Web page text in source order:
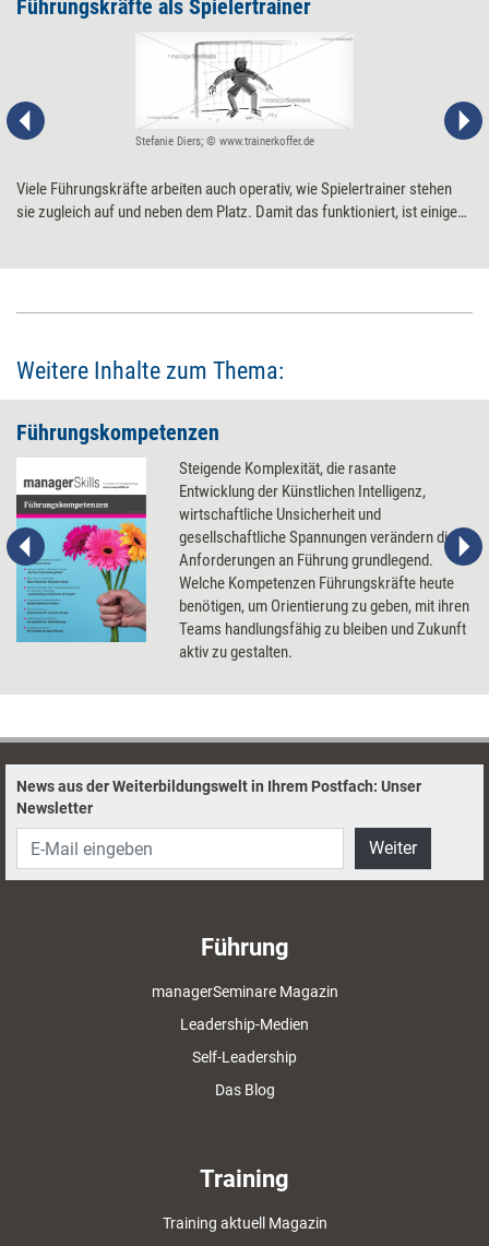
Führungskräfte als Spielertrainer
Stefanie Diers; © www.trainerkoffer.de
Viele Führungskräfte arbeiten auch operativ, wie Spielertrainer stehen
sie zugleich auf und neben dem Platz. Damit das funktioniert, ist einiges
Weitere Inhalte zum Thema:
Führungskompetenzen
Steigende Komplexität, die rasante
Entwicklung der Künstlichen Intelligenz,
wirtschaftliche Unsicherheit und
gesellschaftliche Spannungen verändern die
Anforderungen an Führung grundlegend.
Welche Kompetenzen Führungskräfte heute
benötigen, um Orientierung zu geben, mit ihren
Teams handlungsfähig zu bleiben und Zukunft
aktiv zu gestalten.
News aus der Weiterbildungswelt in Ihrem Postfach: Unser
Newsletter
Weiter
Führung
managerSeminare Magazin
Leadership-Medien
Self-Leadership
Das Blog
Training
Training aktuell Magazin